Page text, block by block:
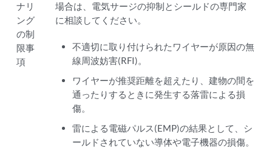
ナリ
ング
の制
限事
項
場合は、電気サージの抑制とシールドの専門家
に相談してください。
不適切に取り付けられたワイヤーが原因の無
線周波妨害(RFI)。
ワイヤーが推奨距離を超えたり、建物の間を
通ったりするときに発生する落雷による損
傷。
雷による電磁パルス(EMP)の結果として、シ
ールドされていない導体や電子機器の損傷。